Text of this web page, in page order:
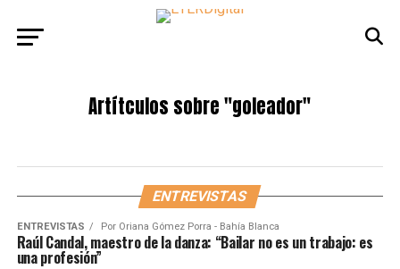
Artítculos sobre"goleador"
ENTREVISTAS
ENTREVISTAS Por Oriana Gómez Porra - Bahía Blanca
Raúl Candal, maestro de la danza: “Bailar no es un trabajo: es
una profesión”